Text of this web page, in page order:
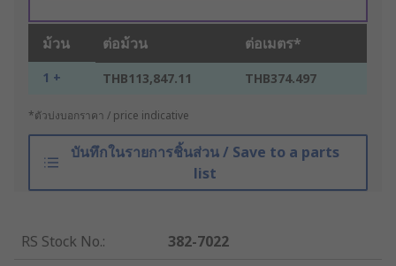
ม้วน ต่อม้วน ต่อเมตร*
1 + THB113,847.11 THB374.497
*ตัวบ่งบอกราคา / price indicative
บันทึกในรายการชิ้นส่วน / Save to a parts
list
RS Stock No.:
382-7022